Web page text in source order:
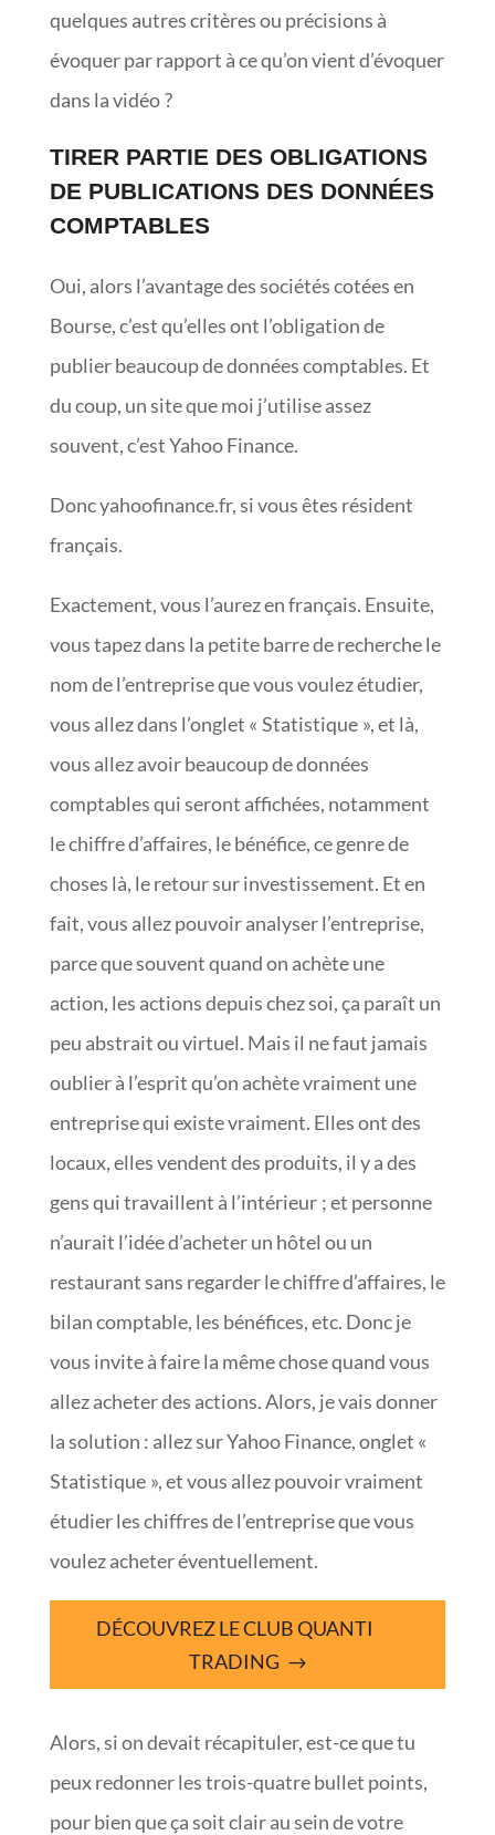
quelques autres critères ou précisions à
évoquer par rapport à ce qu’on vient d’évoquer
dans la vidéo ?
TIRER PARTIE DES OBLIGATIONS
DE PUBLICATIONS DES DONNÉES
COMPTABLES
Oui, alors l’avantage des sociétés cotées en
Bourse, c’est qu’elles ont l’obligation de
publier beaucoup de données comptables. Et
du coup, un site que moi j’utilise assez
souvent, c’est Yahoo Finance.
Donc yahoofinance.fr, si vous êtes résident
français.
Exactement, vous l’aurez en français. Ensuite,
vous tapez dans la petite barre de recherche le
nom de l’entreprise que vous voulez étudier,
vous allez dans l’onglet « Statistique », et là,
vous allez avoir beaucoup de données
comptables qui seront affichées, notamment
le chiffre d’affaires, le bénéfice, ce genre de
choses là, le retour sur investissement. Et en
fait, vous allez pouvoir analyser l’entreprise,
parce que souvent quand on achète une
action, les actions depuis chez soi, ça paraît un
peu abstrait ou virtuel. Mais il ne faut jamais
oublier à l’esprit qu’on achète vraiment une
entreprise qui existe vraiment. Elles ont des
locaux, elles vendent des produits, il y a des
gens qui travaillent à l’intérieur ; et personne
n’aurait l’idée d’acheter un hôtel ou un
restaurant sans regarder le chiffre d’affaires, le
bilan comptable, les bénéfices, etc. Donc je
vous invite à faire la même chose quand vous
allez acheter des actions. Alors, je vais donner
la solution : allez sur Yahoo Finance, onglet «
Statistique », et vous allez pouvoir vraiment
étudier les chiffres de l’entreprise que vous
voulez acheter éventuellement.
DÉCOUVREZ LE CLUB QUANTI
TRADING
Alors, si on devait récapituler, est-ce que tu
peux redonner les trois-quatre bullet points,
pour bien que ça soit clair au sein de votre